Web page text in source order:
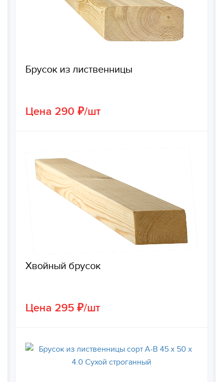
Брусок из лиственницы
Цена 290 ₽/шт
Хвойный брусок
Цена 295 ₽/шт